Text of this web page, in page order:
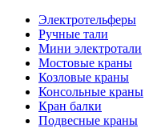
Электротельферы
Ручные тали
Мини электротали
Мостовые краны
Козловые краны
Консольные краны
Кран балки
Подвесные краны